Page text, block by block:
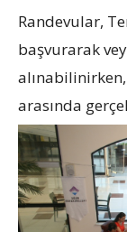
Randevular,
başvurarak
arasında